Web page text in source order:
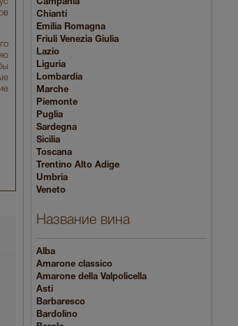
Campania
Chianti
Emilia Romagna
Friuli Venezia Giulia
Lazio
Liguria
Lombardia
Marche
Piemonte
Puglia
Sardegna
Sicilia
Toscana
Trentino Alto Adige
Umbria
Veneto
Название вина
Alba
Amarone classico
Amarone della Valpolicella
Asti
Barbaresco
Bardolino